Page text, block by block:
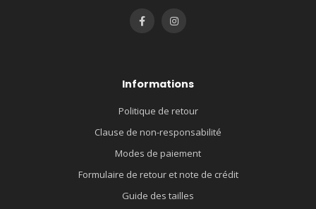
Informations
Politique de retour
Clause de non-responsabilité
Modes de paiement
Formulaire de retour et note de crédit
Guide des tailles